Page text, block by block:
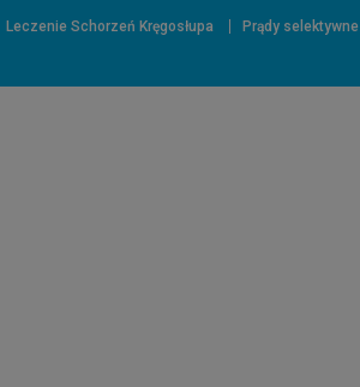
Leczenie Schorzeń Kręgosłupa Prądy selektywne